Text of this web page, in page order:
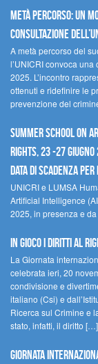
Metà percorso: un
Consultazione
A metà percorso del
l’UNICRI convoca
2025. L’incontro
ottenuti e ridefinire le
prevenzione del
Summer School on
Rights, 23 -27
Data di scadenza
UNICRI e LUMSA
Artificial Intelligence
2025, in presenza e da
In gioco i diritti al
La Giornata
celebrata ieri, 20
condivisione e
italiano (Csi) e
Ricerca sul Crimine e
stato, infatti, il diritto […]
Giornata